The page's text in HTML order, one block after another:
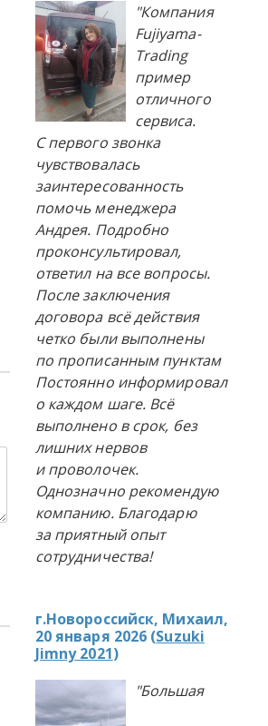
ПРИМЕР ЗАКАЗА
АВТОМОБИЛЯ ИЗ ЯПОНИИ
"Компания
Fujiyama-
Trading
пример
отличного
сервиса.
С первого звонка
чувствовалась
заинтересованность
помочь менеджера
Андрея. Подробно
проконсультировал,
ответил на все вопросы.
После заключения
договора всё действия
четко были выполнены
по прописанным пунктам
Постоянно информировал
о каждом шаге. Всё
выполнено в срок, без
лишних нервов
и проволочек.
Однозначно рекомендую
компанию. Благодарю
за приятный опыт
сотрудничества!
г.Новороссийск, Михаил,
20 января 2026 (Suzuki
Jimny 2021)
"Большая